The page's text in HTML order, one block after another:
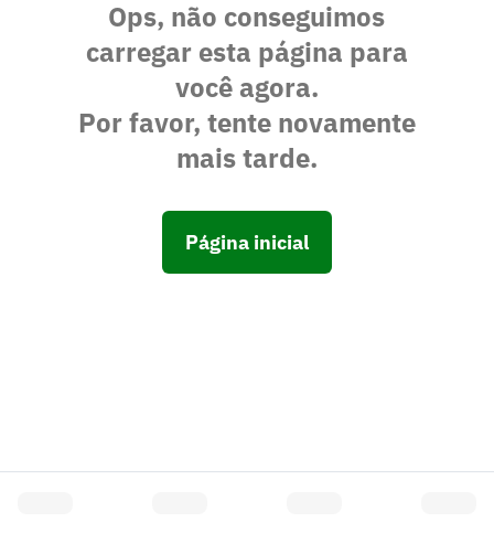
Ops, não conseguimos
carregar esta página para
você agora.
Por favor, tente novamente
mais tarde.
Página inicial